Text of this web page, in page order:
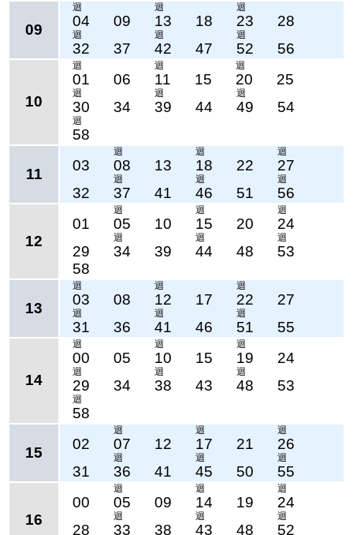
09
迴
04 09
迴
13 18
迴
23 28
迴
32 37
迴
42 47
迴
52 56
10
迴
01 06
迴
11 15
迴
20 25
迴
30 34
迴
39 44
迴
49 54
迴
58
11
03
迴
08 13
迴
18 22
迴
27
32
迴
37 41
迴
46 51
迴
56
12
01
迴
05 10
迴
15 20
迴
24
29
迴
34 39
迴
44 48
迴
53
58
13
迴
03 08
迴
12 17
迴
22 27
迴
31 36
迴
41 46
迴
51 55
14
迴
00 05
迴
10 15
迴
19 24
迴
29 34
迴
38 43
迴
48 53
迴
58
15
02
迴
07 12
迴
17 21
迴
26
31
迴
36 41
迴
45 50
迴
55
16
00
迴
05 09
迴
14 19
迴
24
28
迴
33 38
迴
43 48
迴
52